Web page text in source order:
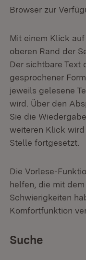
Browser zur
Mit einem Klick auf
oberen Rand der
Der sichtbare Text
gesprochener
jeweils gelesene
wird. Über den
Sie die
weiteren Klick
Stelle fortgesetzt.
Die Vorlese-
helfen, die mit
Schwierigkeiten
Komfortfunktion
Suche